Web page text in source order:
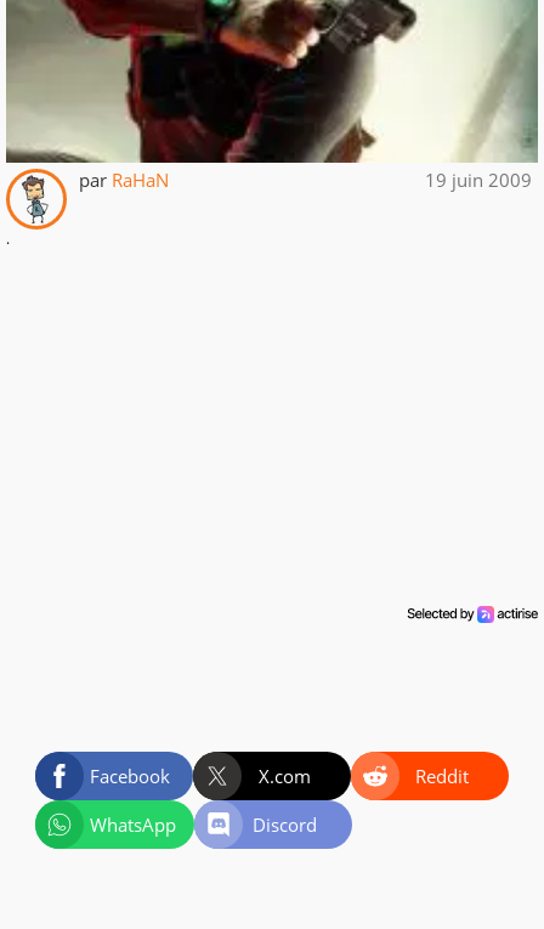
par RaHaN 19 juin 2009
.
Facebook X.com
Reddit
WhatsApp
Discord